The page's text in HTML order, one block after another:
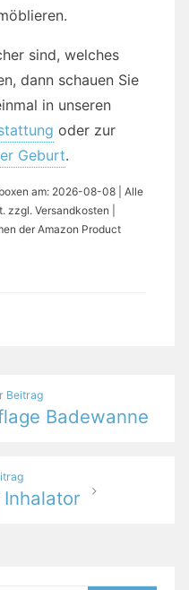
sind, welches
dann schauen Sie
in unseren
oder zur
Geburt.
am: 2026-08-08 | Alle
zzgl. Versandkosten |
der Amazon Product
Beitrag
Badewanne